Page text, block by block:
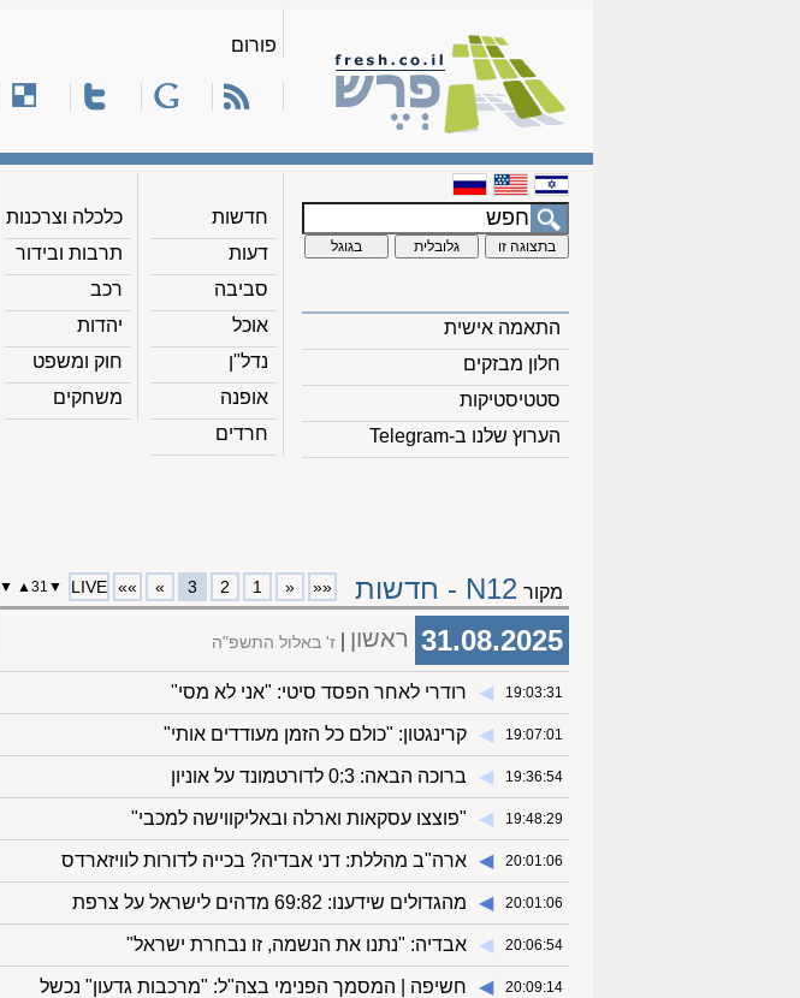
פורום
התאמה אישית
חלון מבזקים
סטטיסטיקות
הערוץ שלנו ב-Telegram
חדשות
דעות
סביבה
אוכל
נדל"ן
אופנה
חרדים
כלכלה וצרכנות
תרבות ובידור
רכב
יהדות
חוק ומשפט
משחקים
מקור N12 - חדשות ««
«
1
2
3
»
»»
LIVE
▼
31
▲
▼
31.08.2025 ראשון ז' באלול התשפ"ה
19:03:31
◀︎ רודרי לאחר הפסד סיטי: "אני לא מסי"
19:07:01
◀︎ קרינגטון: "כולם כל הזמן מעודדים אותי"
19:36:54
◀︎ ברוכה הבאה: 0:3 לדורטמונד על אוניון
19:48:29
◀︎ "פוצצו עסקאות וארלה ובאליקווישה למכבי"
20:01:06
◀︎ ארה"ב מהללת: דני אבדיה? בכייה לדורות לוויזארדס
20:01:06
◀︎ מהגדולים שידענו: 69:82 מדהים לישראל על צרפת
20:06:54
◀︎ אבדיה: "נתנו את הנשמה, זו נבחרת ישראל"
20:09:14
◀︎ חשיפה | המסמך הפנימי בצה"ל: "מרכבות גדעון" נכשל